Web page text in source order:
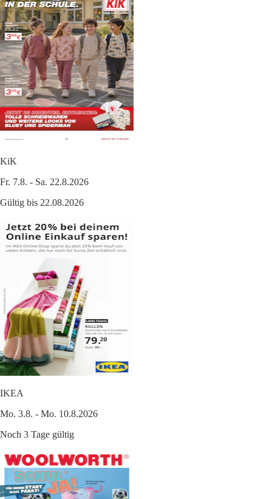
KiK
Fr. 7.8. - Sa. 22.8.2026
Gültig bis 22.08.2026
IKEA
Mo. 3.8. - Mo. 10.8.2026
Noch 3 Tage gültig